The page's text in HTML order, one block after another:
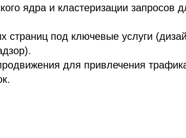
ядра и кластеризации запросов
страниц под ключевые услуги
для привлечения